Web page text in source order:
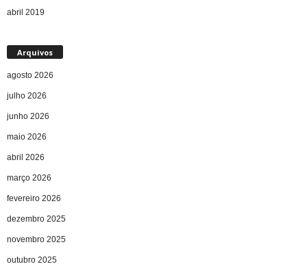
abril 2019
Arquivos
agosto 2026
julho 2026
junho 2026
maio 2026
abril 2026
março 2026
fevereiro 2026
dezembro 2025
novembro 2025
outubro 2025